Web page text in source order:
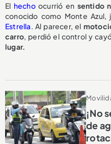
El hechoocurrió en sentido
conocido como Monte Azul,
Estrella. Al parecer, el
carro, perdió el control y
lugar.
¡No
de